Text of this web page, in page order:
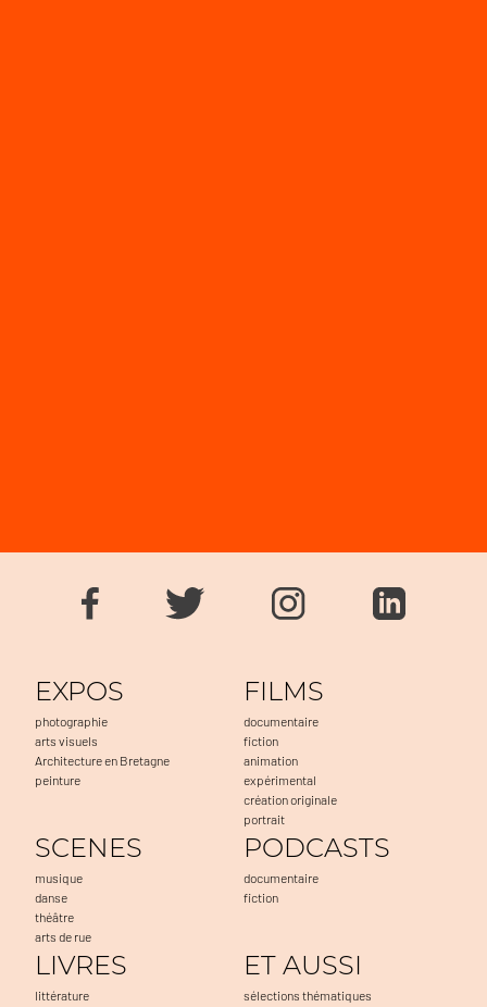
EXPOS
photographie
arts visuels
Architecture en Bretagne
peinture
FILMS
documentaire
fiction
animation
expérimental
création originale
portrait
SCENES
musique
danse
théâtre
arts de rue
PODCASTS
documentaire
fiction
LIVRES
littérature
ET AUSSI
sélections thématiques